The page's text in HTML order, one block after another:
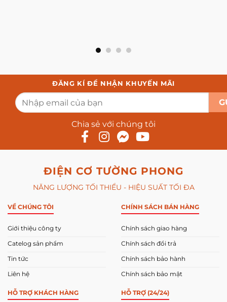
ĐĂNG KÍ ĐỂ NHẬN KHUYẾN MÃI
Chia sẻ với chúng tôi
ĐIỆN CƠ TƯỜNG PHONG
NĂNG LƯỢNG TỐI THIỂU - HIỆU SUẤT TỐI ĐA
VỀ CHÚNG TÔI
Giới thiệu công ty
Catelog sản phẩm
Tin tức
Liên hệ
CHÍNH SÁCH BÁN HÀNG
Chính sách giao hàng
Chính sách đổi trả
Chính sách bảo hành
Chính sách bảo mật
HỖ TRỢ KHÁCH HÀNG HỖ TRỢ (24/24)